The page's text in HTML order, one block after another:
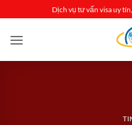
qua
nội
Dịch vụ tư vấn visa uy